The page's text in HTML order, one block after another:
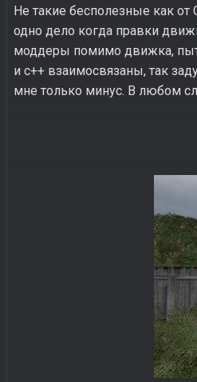
Не такие бесполезные как
одно дело когда правки
моддеры помимо движка,
и с++ взаимосвязаны, так
мне только минус. В любом